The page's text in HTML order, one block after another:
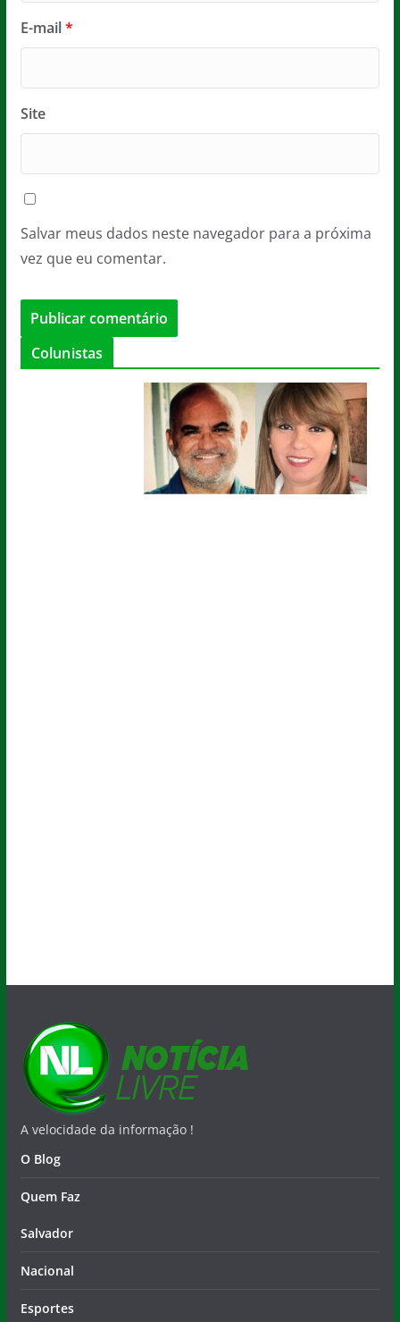
E-mail*
Site
Salvar meus dados neste navegador para a próxima
vez que eu comentar.
Colunistas
A velocidade da informação !
O Blog
Quem Faz
Salvador
Nacional
Esportes